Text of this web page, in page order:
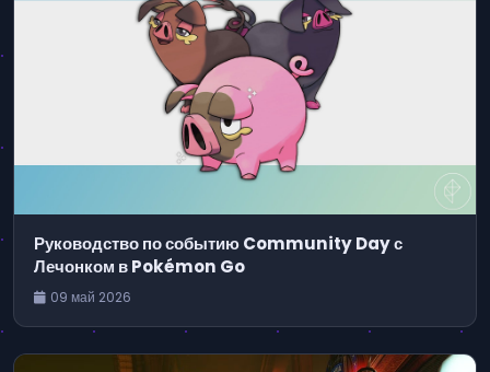
Руководство по событию Community Day с
Лечонком в Pokémon Go
09 май 2026